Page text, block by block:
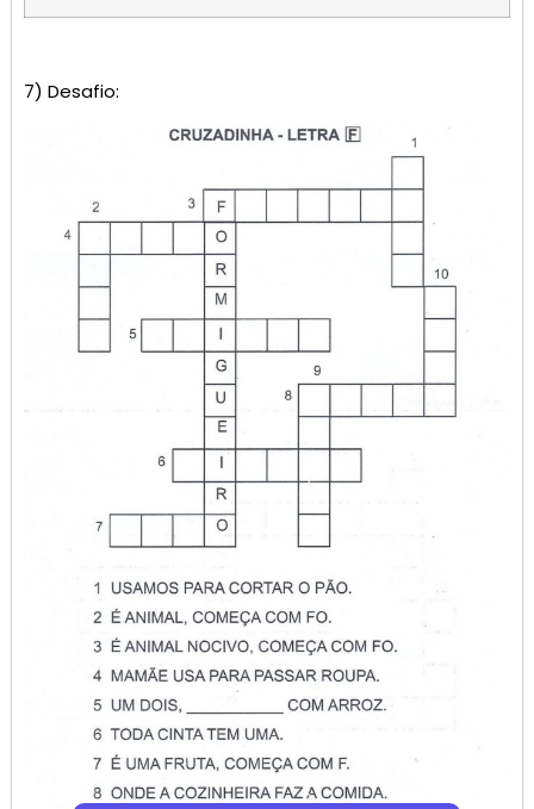
7) Desafio: